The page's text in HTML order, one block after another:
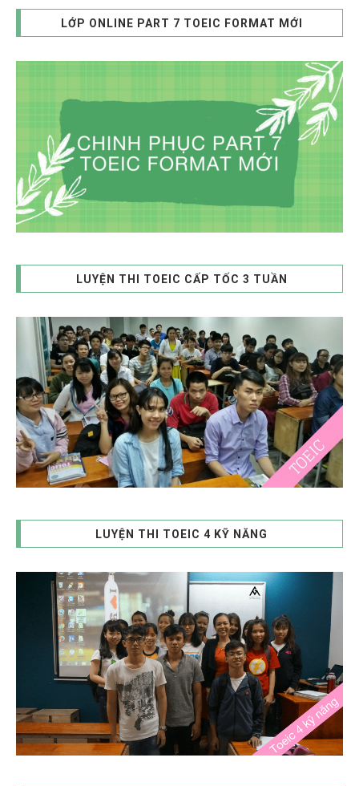
LỚP ONLINE PART 7 TOEIC FORMAT MỚI
LUYỆN THI TOEIC CẤP TỐC 3 TUẦN
LUYỆN THI TOEIC 4 KỸ NĂNG